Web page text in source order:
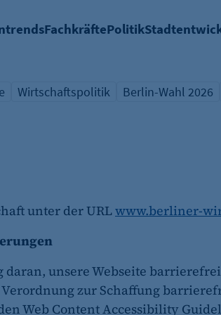
FachkräftePolitik
Schlagwort
Übersicht Schlagwort
Wirtschaftspolitik
Übersicht
Berlin-Wahl 2026
unter der URLwww.berliner-
unsere Webseite
zur Schaffung
Web Content Accessibility